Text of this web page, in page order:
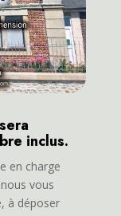
inclus.
en charge
vous
à déposer